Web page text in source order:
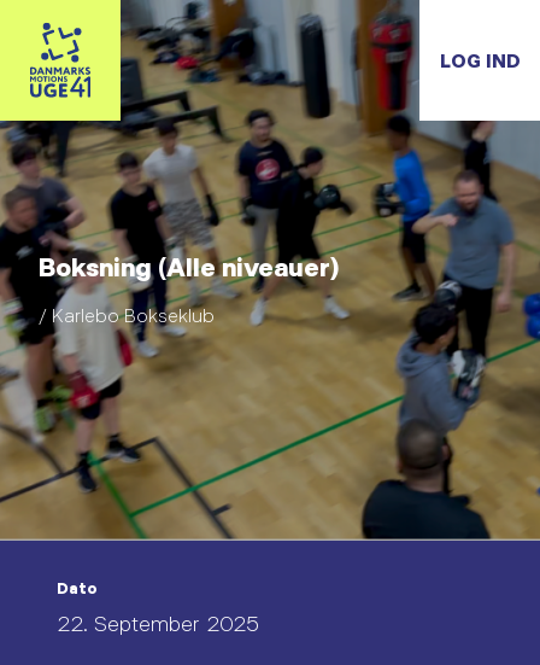
LOG IND
Boksning (Alle niveauer)
/ Karlebo Bokseklub
Dato
22. September 2025